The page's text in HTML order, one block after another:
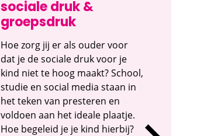
sociale druk &
groepsdruk
Hoe zorg jij er als ouder voor
dat je de sociale druk voor je
kind niet te hoog maakt? School,
studie en social media staan in
het teken van presteren en
voldoen aan het ideale plaatje.
Hoe begeleid je je kind hierbij?